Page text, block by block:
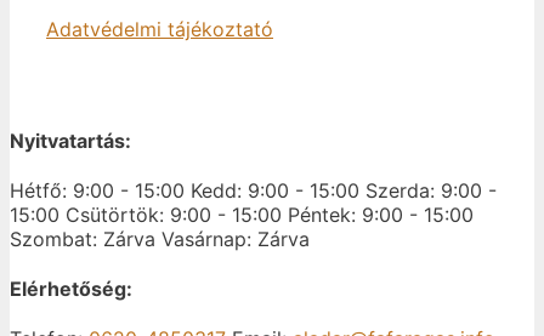
Adatvédelmi tájékoztató
Nyitvatartás:
Hétfő: 9:00 - 15:00 Kedd: 9:00 - 15:00 Szerda: 9:00 -
15:00 Csütörtök: 9:00 - 15:00 Péntek: 9:00 - 15:00
Szombat: Zárva Vasárnap: Zárva
Elérhetőség: